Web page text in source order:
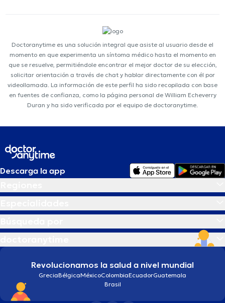
Doctoranytime es una solución integral que asiste al usuario desde el
momento en que experimenta un síntoma médico hasta el momento en
que se resuelve, permitiéndole encontrar el mejor doctor de su elección,
solicitar orientación a través de chat y hablar directamente con él por
videollamada. La información de este perfil ha sido recopilada con base
en fuentes de confianza, como la página personal de William Echeverry
Duran y ha sido verificada por el equipo de doctoranytime.
Descarga la app
Revolucionamos la salud a nivel mundial
GreciaBélgicaMéxicoColombiaEcuadorGuatemala
Brasil